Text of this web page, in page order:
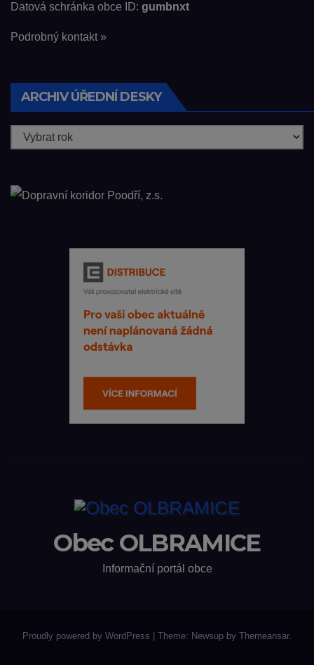
Datová schránka obce ID: gumbnxt
Podrobný kontakt »
ARCHIV ÚŘEDNÍ DESKY
Obec OLBRAMICE
Informační portál obce
Proudly powered by WordPress Theme: Newsup by Themeansar.